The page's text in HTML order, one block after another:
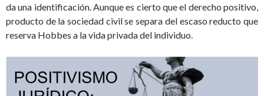
da una identificación. Aunque es cierto que el derecho positivo,
producto de la sociedad civil se separa del escaso reducto que
reserva Hobbes a la vida privada del individuo.